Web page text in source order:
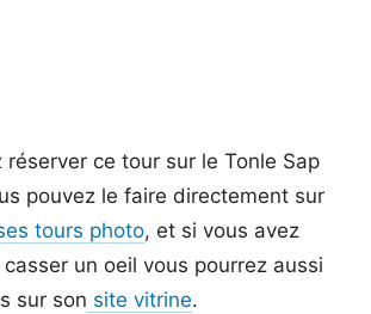
réserver ce tour sur le Tonle Sap
pouvez le faire directement sur
tours photo, et si vous avez
un oeil vous pourrez aussi
sur son site vitrine.